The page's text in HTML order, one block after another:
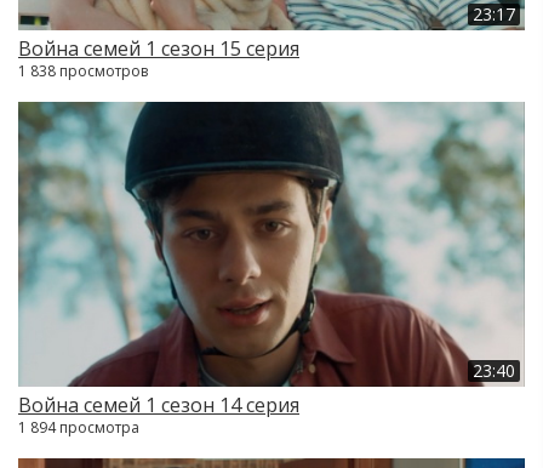
23:17
Война семей 1 сезон 15 серия
1 838 просмотров
23:40
Война семей 1 сезон 14 серия
1 894 просмотра